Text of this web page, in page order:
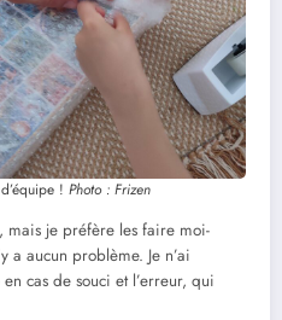
! Photo : Frizen
mais je préfère les faire moi-
a aucun problème. Je n’ai
cas de souci et l’erreur, qui